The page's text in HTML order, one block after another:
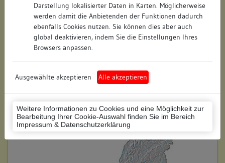
Darstellung lokalisierter Daten in Karten. Möglicherweise
werden damit die Anbietenden der Funktionen dadurch
ebenfalls Cookies nutzen. Sie können dies aber auch
global deaktivieren, indem Sie die Einstellungen Ihres
Browsers anpassen.
Ausgewählte akzeptieren Alle akzeptieren
Weitere Informationen zu Cookies und eine Möglichkeit zur
Bearbeitung Ihrer Cookie-Auswahl finden Sie im Bereich
Impressum & Datenschutzerklärung
Regierungsbezirk: Stuttgart
Ludwigsburg (Landkreis)
Wohnplatzschlüssel: 8118007001
Flurstücknummer: keine
Historischer Straßenname: keiner
Lage des Wohnplatzes: